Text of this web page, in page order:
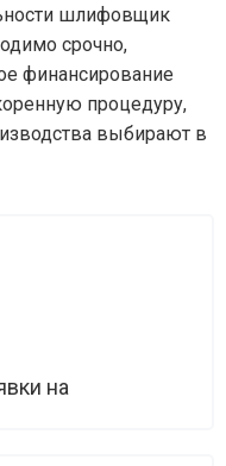
шлифовщик
срочно,
финансирование
процедуру,
выбирают в
на